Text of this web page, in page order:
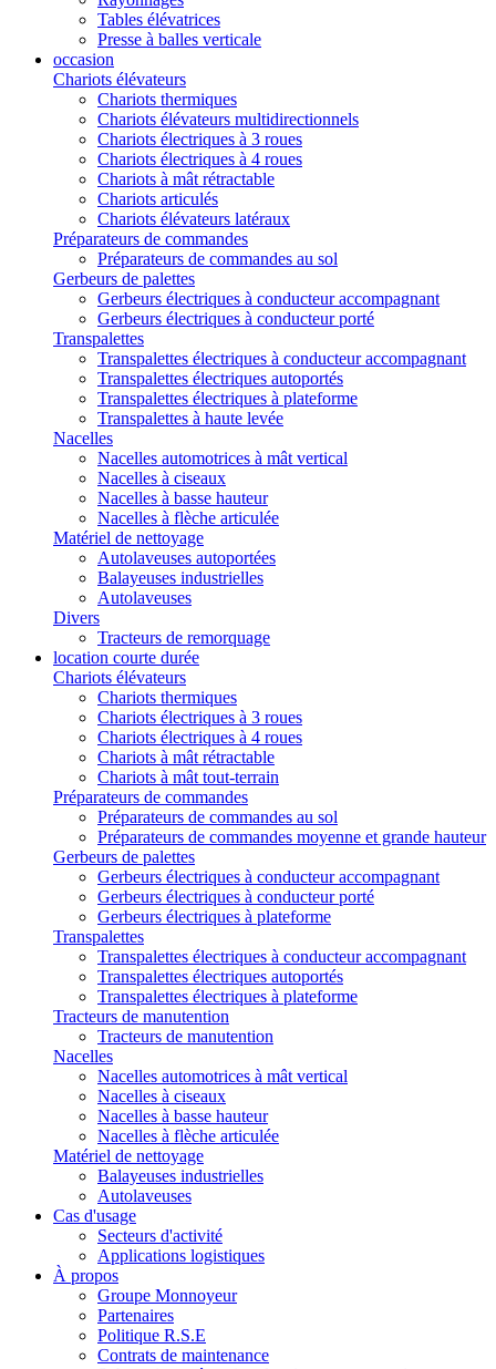
Tables élévatrices
Presse à balles verticale
occasion
Chariots élévateurs
Chariots thermiques
Chariots élévateurs multidirectionnels
Chariots électriques à 3 roues
Chariots électriques à 4 roues
Chariots à mât rétractable
Chariots articulés
Chariots élévateurs latéraux
Préparateurs de commandes
Préparateurs de commandes au sol
Gerbeurs de palettes
Gerbeurs électriques à conducteur accompagnant
Gerbeurs électriques à conducteur porté
Transpalettes
Transpalettes électriques à conducteur accompagnant
Transpalettes électriques autoportés
Transpalettes électriques à plateforme
Transpalettes à haute levée
Nacelles
Nacelles automotrices à mât vertical
Nacelles à ciseaux
Nacelles à basse hauteur
Nacelles à flèche articulée
Matériel de nettoyage
Autolaveuses autoportées
Balayeuses industrielles
Autolaveuses
Divers
Tracteurs de remorquage
location courte durée
Chariots élévateurs
Chariots thermiques
Chariots électriques à 3 roues
Chariots électriques à 4 roues
Chariots à mât rétractable
Chariots à mât tout-terrain
Préparateurs de commandes
Préparateurs de commandes au sol
Préparateurs de commandes moyenne et grande hauteur
Gerbeurs de palettes
Gerbeurs électriques à conducteur accompagnant
Gerbeurs électriques à conducteur porté
Gerbeurs électriques à plateforme
Transpalettes
Transpalettes électriques à conducteur accompagnant
Transpalettes électriques autoportés
Transpalettes électriques à plateforme
Tracteurs de manutention
Tracteurs de manutention
Nacelles
Nacelles automotrices à mât vertical
Nacelles à ciseaux
Nacelles à basse hauteur
Nacelles à flèche articulée
Matériel de nettoyage
Balayeuses industrielles
Autolaveuses
Cas d'usage
Secteurs d'activité
Applications logistiques
À propos
Groupe Monnoyeur
Partenaires
Politique R.S.E
Contrats de maintenance